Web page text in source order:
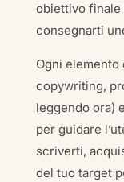
obiettivo finale
consegnarti
Ogni
copywriting,
leggendo ora)
per guidare
scriverti,
del tuo target